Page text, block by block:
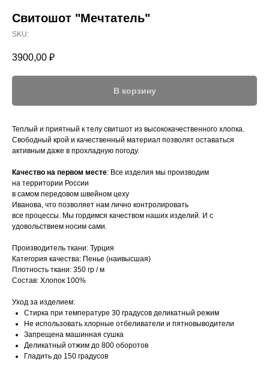
Свитошот "Мечтатель"
SKU:
3900,00 ₽
В корзину
Теплый и приятный к телу свитшот из высококачественного хлопка.
Свободный крой и качественный материал позволят оставаться
активным даже в прохладную погоду.
Качество на первом месте: Все изделия мы производим
на территории России
в самом передовом швейном цеху
Иванова, что позволяет нам лично контролировать
все процессы. Мы гордимся качеством наших изделий. И с
удовольствием носим сами.
Производитель ткани: Турция
Категория качества: Пенье (наивысшая)
Плотность ткани: 350 гр / м
Состав: Хлопок 100%
Уход за изделием:
Стирка при температуре 30 градусов деликатный режим
Не использовать хлорные отбеливатели и пятновыводители
Запрещена машинная сушка
Деликатный отжим до 800 оборотов
Гладить до 150 градусов